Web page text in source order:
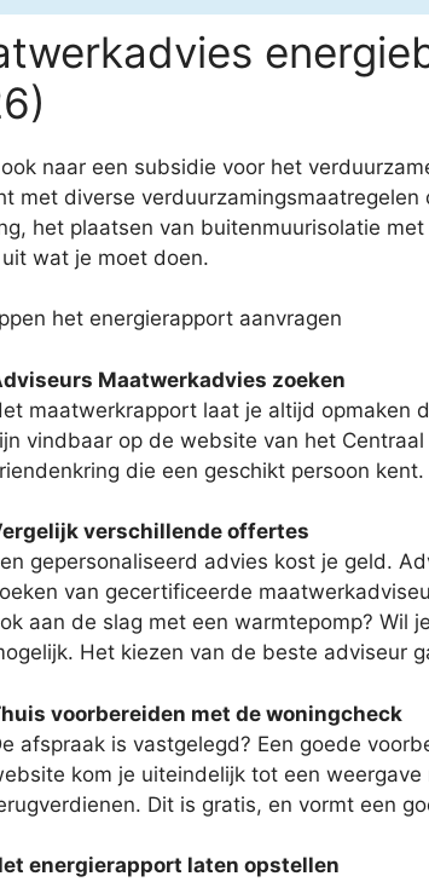
naar een subsidie voor het
met diverse
het plaatsen van buitenmuurisolatie
wat je moet doen.
het energierapport aanvragen
Maatwerkadvies zoeken
maatwerkrapport laat je altijd opmaken
vindbaar op de website van het
die een geschikt persoon
verschillende offertes
gepersonaliseerd advies kost je geld.
van gecertificeerde
aan de slag met een warmtepomp? Wil
Het kiezen van de beste adviseur
voorbereiden met de woningcheck
afspraak is vastgelegd? Een goede
kom je uiteindelijk tot een
Dit is gratis, en vormt een
energierapport laten opstellen